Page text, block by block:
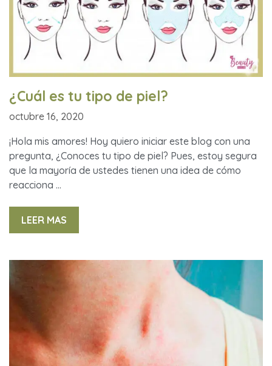
¿Cuál es tu tipo de piel?
octubre 16, 2020
¡Hola mis amores! Hoy quiero iniciar este blog con una
pregunta, ¿Conoces tu tipo de piel? Pues, estoy segura
que la mayoría de ustedes tienen una idea de cómo
reacciona …
LEER MAS